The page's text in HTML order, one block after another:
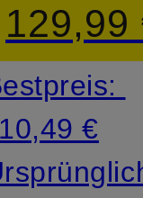
129,99
€